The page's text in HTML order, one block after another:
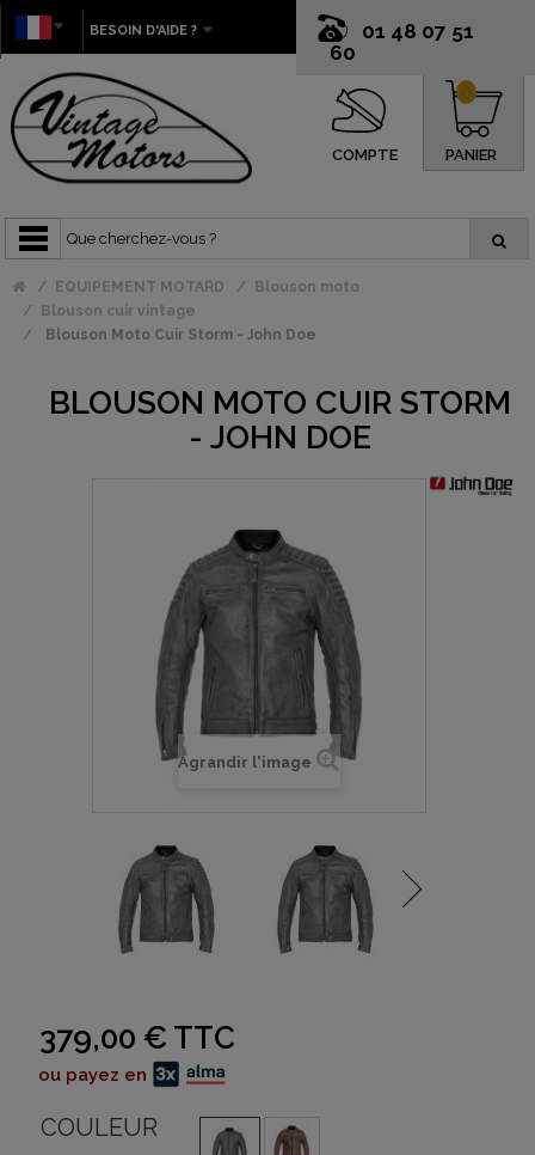
01 48 07 51
60
BESOIN D'AIDE ?
COMPTE PANIER
0
EQUIPEMENT MOTARD
Blouson moto
Blouson cuir vintage
Blouson Moto Cuir Storm - John Doe
BLOUSON MOTO CUIR STORM
- JOHN DOE
Agrandir l'image
379,00 € TTC
ou payez en
COULEUR